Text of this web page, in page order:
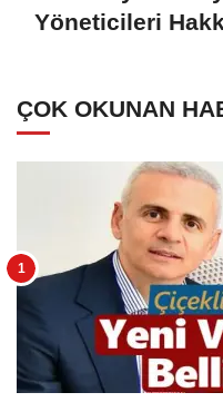
Yöneticileri
ÇOK OKUNAN